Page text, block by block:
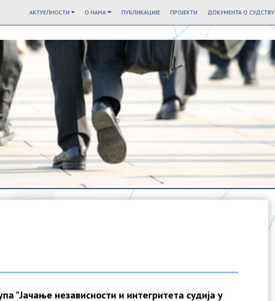
АКТУЕЛНОСТИ О НАМА ПУБЛИКАЦИЈЕ ПРОЈЕКТИ ДОКУМЕНТА О СУДСТВУ
"Јачање независности и интегритета судија у